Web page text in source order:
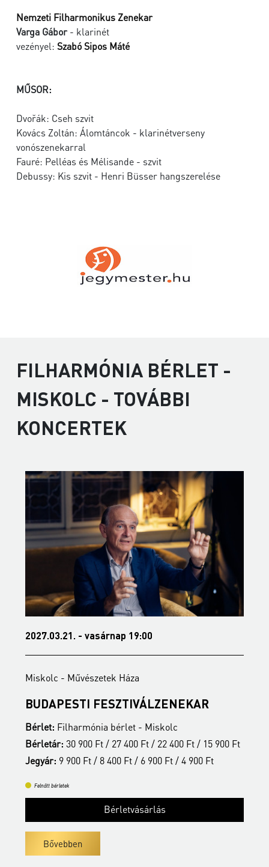
Nemzeti Filharmonikus Zenekar
Varga Gábor- klarinét
vezényel: Szabó Sipos Máté
MŰSOR:
Dvořák: Cseh szvit
Kovács Zoltán: Álomtáncok - klarinétverseny
vonószenekarral
Fauré: Pelléas és Mélisande - szvit
Debussy: Kis szvit - Henri Büsser hangszerelése
FILHARMÓNIA BÉRLET -
MISKOLC - TOVÁBBI
KONCERTEK
2027.03.21. - vasárnap 19:00
Miskolc - Művészetek Háza
BUDAPESTI FESZTIVÁLZENEKAR
Bérlet: Filharmónia bérlet - Miskolc
Bérletár: 30 900 Ft / 27 400 Ft / 22 400 Ft / 15 900 Ft
Jegyár: 9 900 Ft / 8 400 Ft / 6 900 Ft / 4 900 Ft
Felnőtt bérletek
Bérletvásárlás
Bővebben